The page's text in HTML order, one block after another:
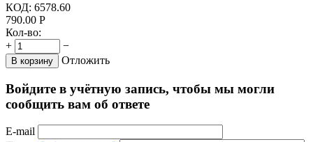
КОД: 6578.60
790.00 Р
Кол-во:
+
−
В корзину Отложить
Войдите в учётную запись, чтобы мы могли
сообщить вам об ответе
E-mail